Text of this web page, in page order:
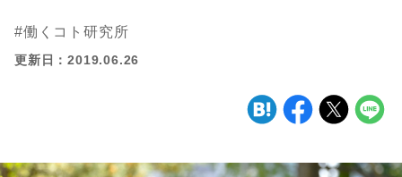
働くコト研究所
更新日：2019.06.26